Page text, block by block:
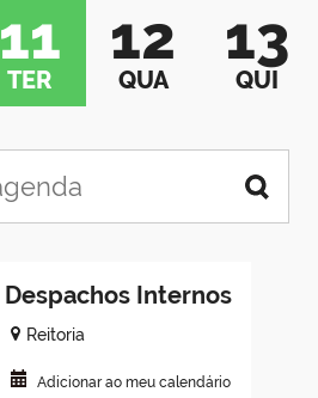
11
TER
12
QUA
13
QUI
Despachos Internos
Reitoria
Adicionar ao meu calendário